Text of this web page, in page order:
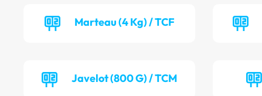
Marteau (4 Kg) / TCF
Javelot (800 G) / TCM